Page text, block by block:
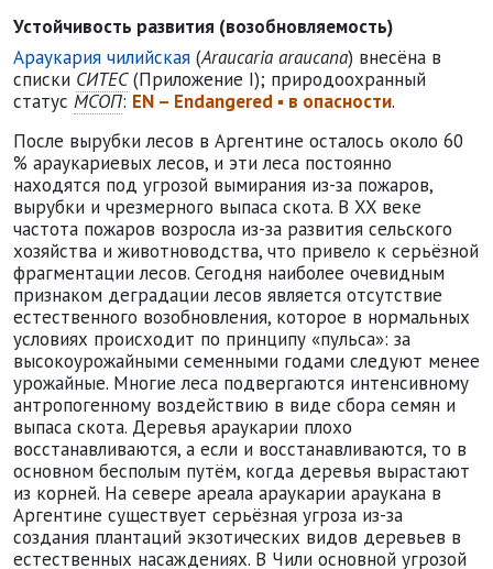
Устойчивость развития (возобновляемость)
Араукария чилийская (Araucaria araucana) внесёна в
списки СИТЕС(Приложение I); природоохранный
статус МСОП: EN – Endangered ▪ в опасности.
После вырубки лесов в Аргентине осталось около 60
% араукариевых лесов, и эти леса постоянно
находятся под угрозой вымирания из-за пожаров,
вырубки и чрезмерного выпаса скота. В XX веке
частота пожаров возросла из-за развития сельского
хозяйства и животноводства, что привело к серьёзной
фрагментации лесов. Сегодня наиболее очевидным
признаком деградации лесов является отсутствие
естественного возобновления, которое в нормальных
условиях происходит по принципу «пульса»: за
высокоурожайными семенными годами следуют менее
урожайные. Многие леса подвергаются интенсивному
антропогенному воздействию в виде сбора семян и
выпаса скота. Деревья араукарии плохо
восстанавливаются, а если и восстанавливаются, то в
основном бесполым путём, когда деревья вырастают
из корней. На севере ареала араукарии араукана в
Аргентине существует серьёзная угроза из-за
создания плантаций экзотических видов деревьев в
естественных насаждениях. В Чили основной угрозой